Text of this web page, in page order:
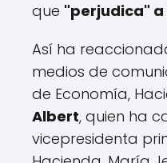
que "perjudica"
Así ha
medios de
de Economía,
Albert, quien ha
vicepresidenta